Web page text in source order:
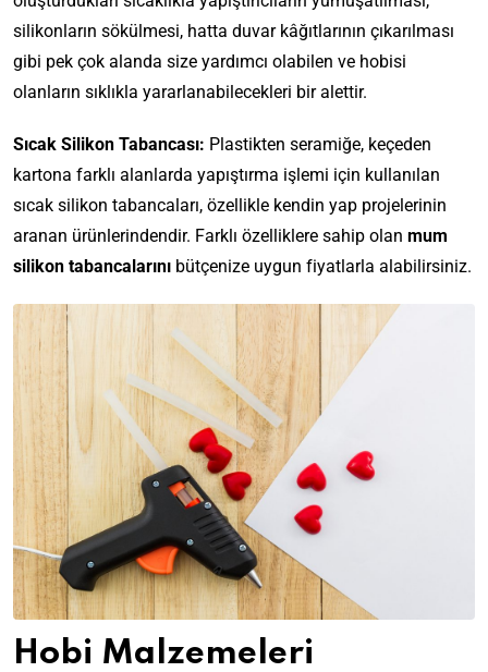
silikonların sökülmesi, hatta duvar kâğıtlarının çıkarılması
gibi pek çok alanda size yardımcı olabilen ve hobisi
olanların sıklıkla yararlanabilecekleri bir alettir.
Sıcak Silikon Tabancası: Plastikten seramiğe, keçeden
kartona farklı alanlarda yapıştırma işlemi için kullanılan
sıcak silikon tabancaları, özellikle kendin yap projelerinin
aranan ürünlerindendir. Farklı özelliklere sahip olan mum
silikon tabancalarını bütçenize uygun fiyatlarla alabilirsiniz.
Hobi Malzemeleri